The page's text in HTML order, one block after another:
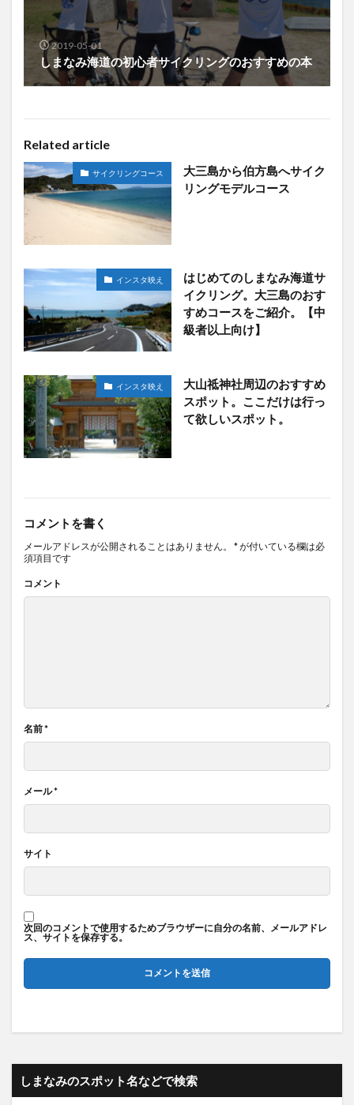
2019-05-01
しまなみ海道の初心者サイクリングのおすすめの本
Related article
サイクリングコース
大三島から伯方島へサイク
リングモデルコース
インスタ映え
はじめてのしまなみ海道サ
イクリング。大三島のおす
すめコースをご紹介。【中
級者以上向け】
インスタ映え
大山祗神社周辺のおすすめ
スポット。ここだけは行っ
て欲しいスポット。
コメントを書く
メールアドレスが公開されることはありません。 *が付いている欄は必
須項目です
コメント
名前*
メール*
サイト
次回のコメントで使用するためブラウザーに自分の名前、メールアドレ
ス、サイトを保存する。
しまなみのスポット名などで検索